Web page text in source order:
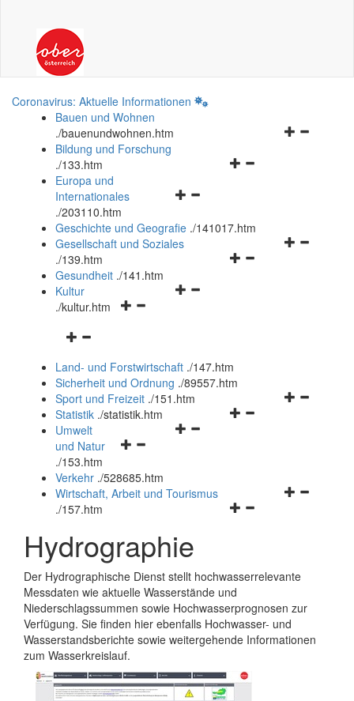
Coronavirus: Aktuelle Informationen
Bauen und Wohnen
./bauenundwohnen.htm
Navigationsmenü
Bildung und Forschung
./133.htm
Navigationsmenü
und
schließen
Europa und
Internationales
./203110.htm
Geschichte und Geografie ./141017.htm
Navigationsmenü
Gesellschaft und Soziales
./139.htm
Navigationsmenü
Gesundheit ./141.htm
Navigationsmenü
Kultur
./kultur.htm
Navigationsmenü
und
schließen
Land- und Forstwirtschaft ./147.htm
Sicherheit und Ordnung ./89557.htm
Navigationsmenü
Sport und Freizeit ./151.htm
Navigationsmenü
Statistik ./statistik.htm
Navigationsmenü
und
schließen
Umwelt
und Natur
./153.htm
Verkehr ./528685.htm
Navigationsmenü
Wirtschaft, Arbeit und Tourismus
./157.htm
Hydrographie
Der Hydrographische Dienst stellt hochwasserrelevante
Messdaten wie aktuelle Wasserstände und
Niederschlagssummen sowie Hochwasserprognosen zur
Verfügung. Sie finden hier ebenfalls Hochwasser- und
Wasserstandsberichte sowie weitergehende Informationen
zum Wasserkreislauf.